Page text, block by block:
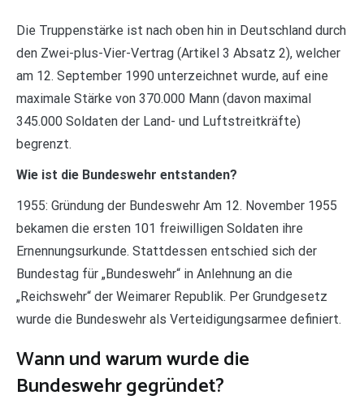
Die Truppenstärke ist nach oben hin in Deutschland durch
den Zwei-plus-Vier-Vertrag (Artikel 3 Absatz 2), welcher
am 12. September 1990 unterzeichnet wurde, auf eine
maximale Stärke von 370.000 Mann (davon maximal
345.000 Soldaten der Land- und Luftstreitkräfte)
begrenzt.
Wie ist die Bundeswehr entstanden?
1955: Gründung der Bundeswehr Am 12. November 1955
bekamen die ersten 101 freiwilligen Soldaten ihre
Ernennungsurkunde. Stattdessen entschied sich der
Bundestag für „Bundeswehr“ in Anlehnung an die
„Reichswehr“ der Weimarer Republik. Per Grundgesetz
wurde die Bundeswehr als Verteidigungsarmee definiert.
Wann und warum wurde die
Bundeswehr gegründet?